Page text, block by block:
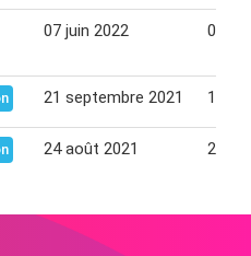
07 juin 2022 04
21 septembre 2021 18
24 août 2021 20